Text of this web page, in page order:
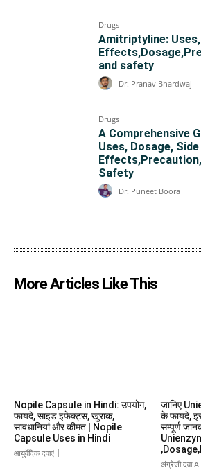
Drugs
Amitriptyline:
and safety
Dr. Pranav Bhardwaj
Drugs
A Comprehensive
Uses, Dosage, Side
Safety
Dr. Puneet Boora
More Articles Like This
Nopile Capsule in Hindi: उपयोग,
फायदे, साइड इफेक्ट्स, खुराक,
सावधानियां और कीमत | Nopile
Capsule Uses in Hindi
आयुर्वेदिक दवाएं
जानिए
के फायदे,
सम्पूर्ण
अंग्रेजी दवा